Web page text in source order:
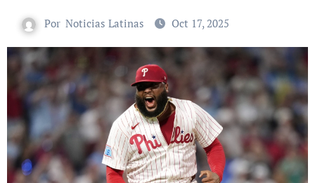
Por Noticias Latinas Oct 17, 2025